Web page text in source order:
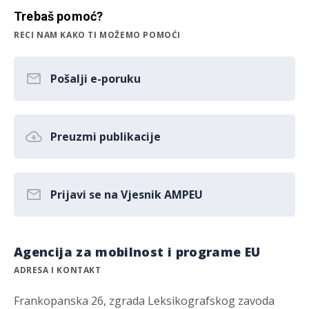
Trebaš pomoć?
RECI NAM KAKO TI MOŽEMO POMOĆI
Pošalji e-poruku
Preuzmi publikacije
Prijavi se na Vjesnik AMPEU
Agencija za mobilnost i programe EU
ADRESA I KONTAKT
Frankopanska 26, zgrada Leksikografskog zavoda